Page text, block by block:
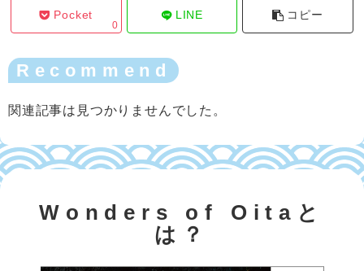
Pocket
0
LINE コピー
Recommend
関連記事は見つかりませんでした。
Wonders of Oitaと
は？